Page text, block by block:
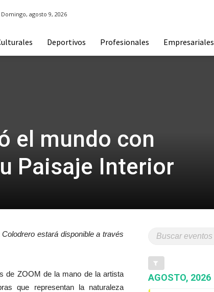
Domingo, agosto 9, 2026
Deportivos Profesionales Empresariales
el mundo con
Paisaje Interior
estará disponible a través
de ZOOM de la mano de la artista
que representan la naturaleza
AGOSTO, 2026